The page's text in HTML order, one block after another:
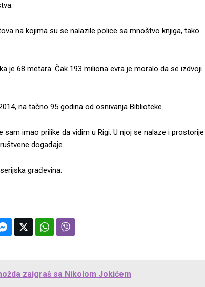
na kojima su se nalazile police sa mnoštvo knjiga, tako
je 68 metara. Čak 193 miliona evra je moralo da se izdvoji
na tačno 95 godina od osnivanja Biblioteke.
imao prilike da vidim u Rigi. U njoj se nalaze i prostorije
događaje.
građevina:
zaigraš sa Nikolom Jokićem